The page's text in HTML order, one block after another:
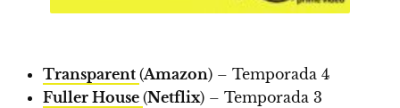
Transparent (Amazon) – Temporada 4
Fuller House (Netflix) – Temporada 3